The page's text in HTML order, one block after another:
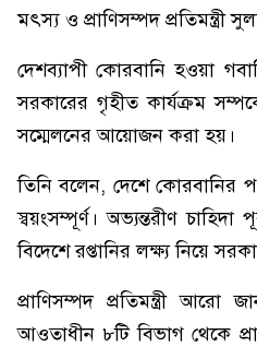
মৎস্য ও প্রাণিসম্পদ প্রতিমন্ত্রী
দেশব্যাপী কোরবানি হওয়া
সরকারের গৃহীত কার্যক্রম
সম্মেলনের আয়োজন করা হয়।
তিনি বলেন, দেশে কোরবানির
স্বয়ংসম্পূর্ণ। অভ্যন্তরীণ
বিদেশে রপ্তানির লক্ষ্য নিয়ে
প্রাণিসম্পদ প্রতিমন্ত্রী আরো
আওতাধীন ৮টি বিভাগ থেকে